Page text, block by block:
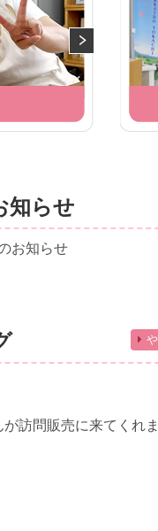
知らせ
お知らせ
訪問販売に来てくれ